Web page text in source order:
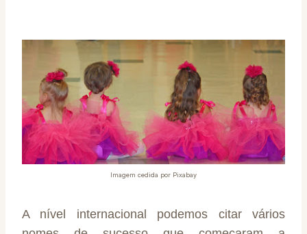
Imagem cedida por Pixabay
A nível internacional podemos citar vários